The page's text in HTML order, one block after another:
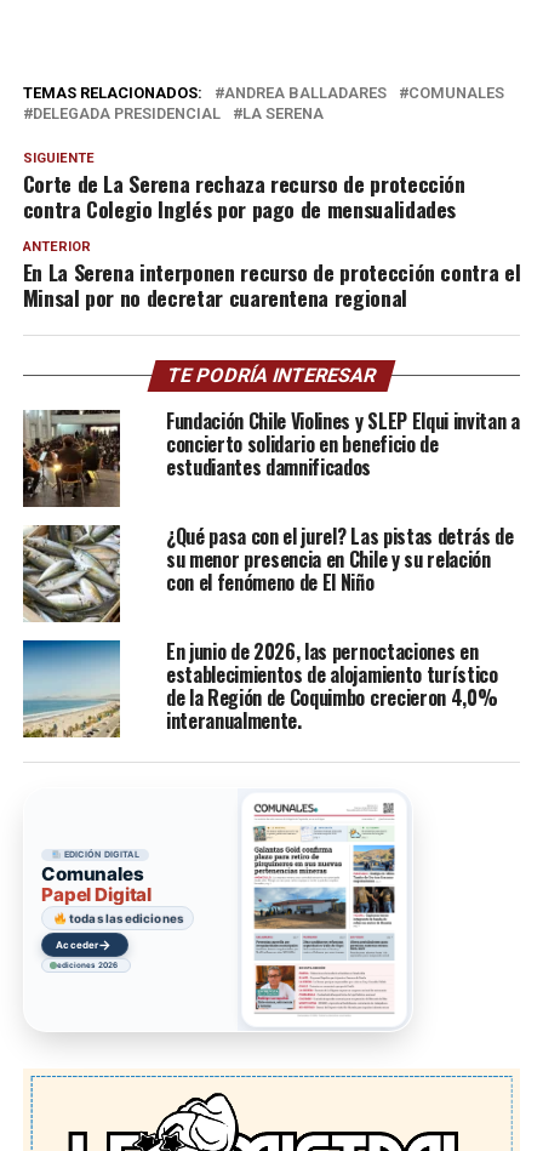
TEMAS RELACIONADOS: ANDREA BALLADARES
COMUNALES
DELEGADA PRESIDENCIAL
LA SERENA
SIGUIENTE
Corte de La Serena rechaza recurso de protección
contra Colegio Inglés por pago de mensualidades
ANTERIOR
En La Serena interponen recurso de protección contra el
Minsal por no decretar cuarentena regional
TE PODRÍA INTERESAR
Fundación Chile Violines y SLEP Elqui invitan a
concierto solidario en beneficio de
estudiantes damnificados
¿Qué pasa con el jurel? Las pistas detrás de
su menor presencia en Chile y su relación
con el fenómeno de El Niño
En junio de 2026, las pernoctaciones en
establecimientos de alojamiento turístico
de la Región de Coquimbo crecieron 4,0%
interanualmente.
EDICIÓN DIGITAL
Comunales
Papel Digital
todas las ediciones
Acceder→
ediciones 2026